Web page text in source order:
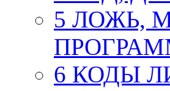
5 ЛОЖЬ,
6 КОДЫ